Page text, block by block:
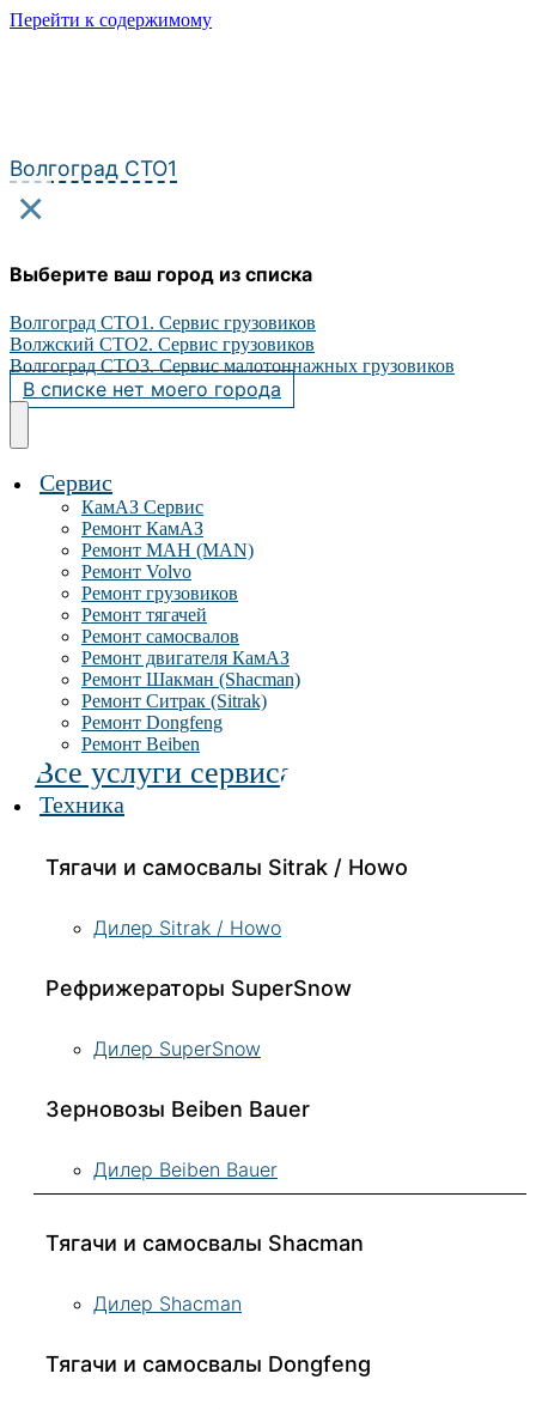
Перейти к содержимому
Волгоград СТО1
×
Выберите ваш город из списка
Волгоград СТО1. Сервис грузовиков
Волжский СТО2. Сервис грузовиков
Волгоград СТО3. Сервис малотоннажных грузовиков
В списке нет моего города
Сервис
КамАЗ Сервис
Ремонт КамАЗ
Ремонт МАН (MAN)
Ремонт Volvo
Ремонт грузовиков
Ремонт тягачей
Ремонт самосвалов
Ремонт двигателя КамАЗ
Ремонт Шакман (Shacman)
Ремонт Ситрак (Sitrak)
Ремонт Dongfeng
Ремонт Beiben
Все услуги сервиса
Техника
Тягачи и самосвалы Sitrak / Howo
Дилер Sitrak / Howo
Рефрижераторы SuperSnow
Дилер SuperSnow
Зерновозы Beiben Bauer
Дилер Beiben Bauer
Тягачи и самосвалы Shacman
Дилер Shacman
Тягачи и самосвалы Dongfeng